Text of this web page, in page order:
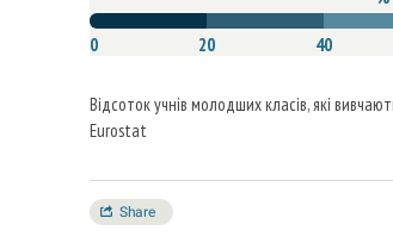
0 20 40
Відсоток учнів молодших класів, які
Eurostat
Share